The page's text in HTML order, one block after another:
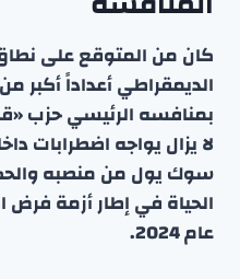
كان من المتوقع على
الديمقراطي أعداداً أكبر
بمنافسه الرئيسي حزب
لا يزال يواجه اضطرابات
سوك يول من منصبه
الحياة في إطار أزمة فرض
عام 2024.